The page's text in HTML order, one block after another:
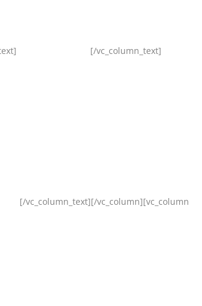
[/vc_column_text]
[/vc_column_text][/vc_column][vc_column